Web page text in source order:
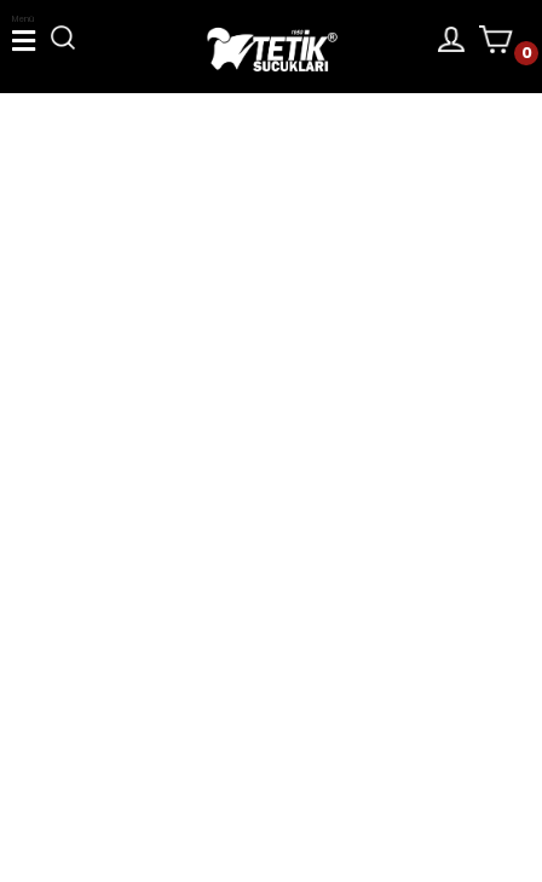
0
Menü